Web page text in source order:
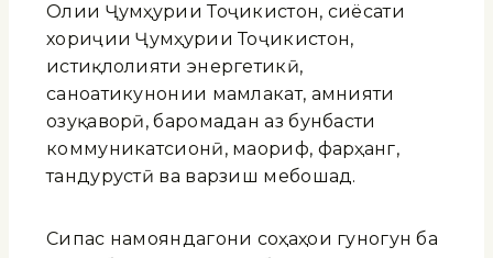
Олии Ҷумҳурии Тоҷикистон, сиёсати
хориҷии Ҷумҳурии Тоҷикистон,
истиқлолияти энергетикӣ,
саноатикунонии мамлакат, амнияти
озуқаворӣ, баромадан аз бунбасти
коммуникатсионӣ, маориф, фарҳанг,
тандурустӣ ва варзиш мебошад.
Сипас намояндагони соҳаҳои гуногун ба